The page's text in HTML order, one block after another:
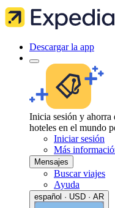
Descargar la app
Inicia sesión y ahorra
hoteles en el mundo
Iniciar sesión
Más
Mensajes
Buscar viajes
Ayuda
español · USD · AR